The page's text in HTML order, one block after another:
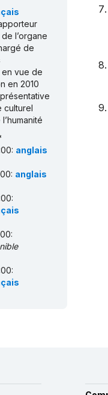
l’organe
de
vue de
en 2010
culturel
anglais
anglais